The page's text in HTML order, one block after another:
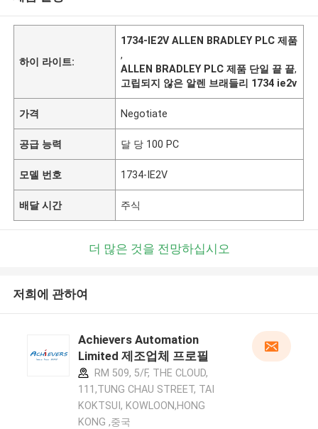
하이 라이트:
1734-IE2V ALLEN BRADLEY PLC 제품
,
ALLEN BRADLEY PLC 제품 단일 끝 끝,
고립되지 않은 알렌 브래들리 1734 ie2v
가격 Negotiate
공급 능력 달 당 100 PC
모델 번호 1734-IE2V
배달 시간 주식
더 많은 것을 전망하십시오
저희에 관하여
Achievers Automation
Limited 제조업체 프로필
RM 509, 5/F, THE CLOUD,
111,TUNG CHAU STREET, TAI
KOKTSUI, KOWLOON,HONG
KONG ,중국